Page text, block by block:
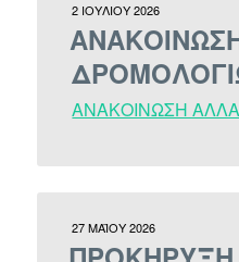
2 ΙΟΥΛΊΟΥ 2026
ΑΝΑΚΟΙΝΩΣΗ
27 ΜΑΪ́ΟΥ 2026